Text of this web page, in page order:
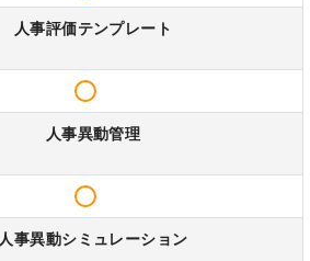
人事評価テンプレート
人事異動管理
人事異動シミュレーション